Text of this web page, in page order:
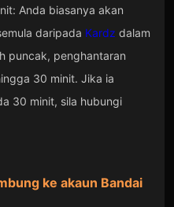
Anda biasanya akan
daripada Kardz dalam
puncak, penghantaran
30 minit. Jika ia
30 minit, sila hubungi
ke akaun Bandai